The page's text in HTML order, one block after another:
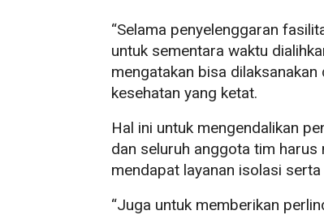
“Selama penyelenggaran
untuk sementara waktu
mengatakan bisa
kesehatan yang ketat.
Hal ini untuk mengendalikan
dan seluruh anggota tim
mendapat layanan isolasi
“Juga untuk memberikan